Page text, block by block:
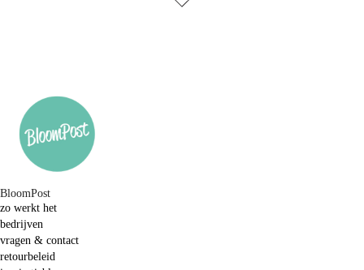
BloomPost
zo werkt het
bedrijven
vragen & contact
retourbeleid